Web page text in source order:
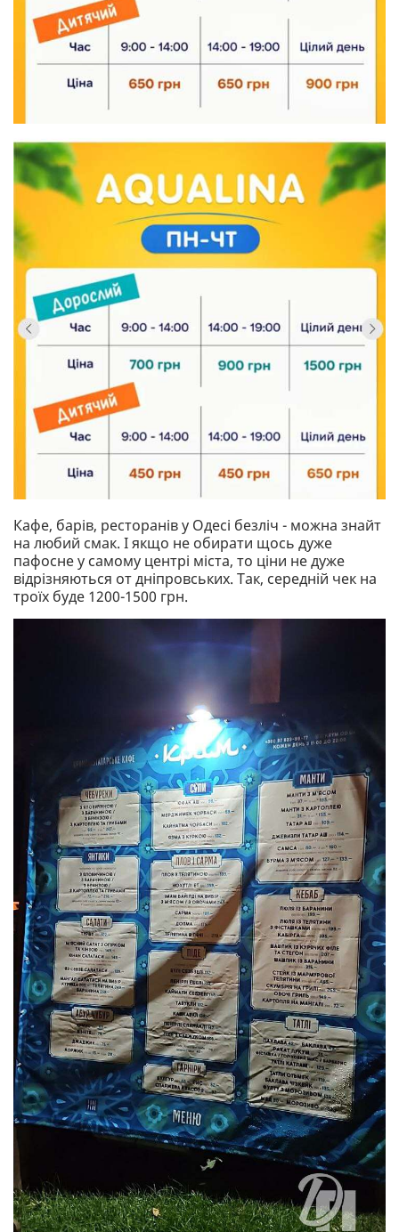
Кафе, барів, ресторанів у Одесі безліч - можна знайт
на любий смак. І якщо не обирати щось дуже
пафосне у самому центрі міста, то ціни не дуже
відрізняються от дніпровських. Так, середній чек на
троїх буде 1200-1500 грн.